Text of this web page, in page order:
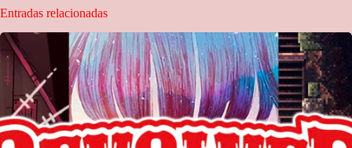
Entradas relacionadas